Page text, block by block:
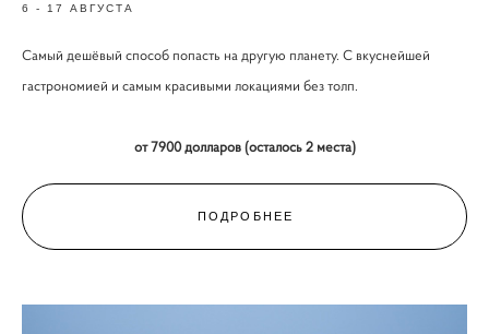
6 - 17 АВГУСТА
Самый дешёвый способ попасть на другую планету. С вкуснейшей
гастрономией и самым красивыми локациями без толп.
от 7900 долларов (осталось 2 места)
ПОДРОБНЕЕ